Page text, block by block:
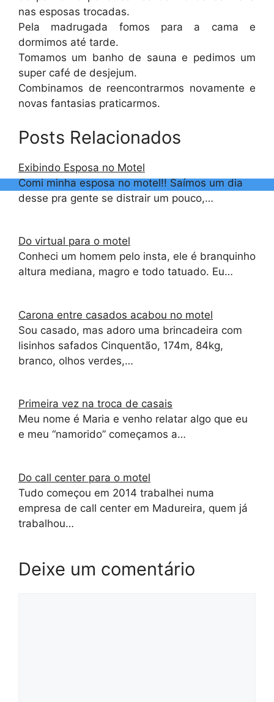
nas esposas trocadas.
Pela madrugada fomos para a cama e
dormimos até tarde.
Tomamos um banho de sauna e pedimos um
super café de desjejum.
Combinamos de reencontrarmos novamente e
novas fantasias praticarmos.
Posts Relacionados
Exibindo Esposa no Motel
Comi minha esposa no motel!! Saímos um dia
desse pra gente se distrair um pouco,…
Do virtual para o motel
Conheci um homem pelo insta, ele é branquinho
altura mediana, magro e todo tatuado. Eu…
Carona entre casados acabou no motel
Sou casado, mas adoro uma brincadeira com
lisinhos safados Cinquentão, 174m, 84kg,
branco, olhos verdes,…
Primeira vez na troca de casais
Meu nome é Maria e venho relatar algo que eu
e meu “namorido” começamos a…
Do call center para o motel
Tudo começou em 2014 trabalhei numa
empresa de call center em Madureira, quem já
trabalhou…
Deixe um comentário